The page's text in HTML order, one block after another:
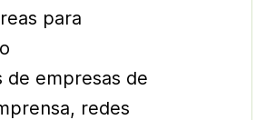
para
empresas de
redes